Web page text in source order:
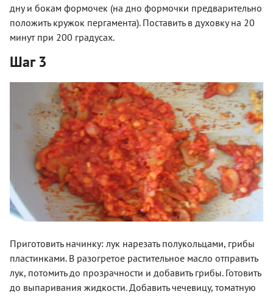
дну и бокам формочек (на дно формочки предварительно
положить кружок пергамента). Поставить в духовку на 20
минут при 200 градусах.
Шаг 3
Приготовить начинку: лук нарезать полукольцами, грибы
пластинками. В разогретое растительное масло отправить
лук, потомить до прозрачности и добавить грибы. Готовить
до выпаривания жидкости. Добавить чечевицу, томатную